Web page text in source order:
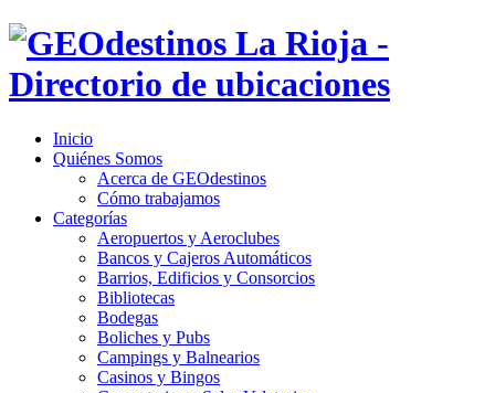
Inicio
Quiénes Somos
Acerca de GEOdestinos
Cómo trabajamos
Categorías
Aeropuertos y Aeroclubes
Bancos y Cajeros Automáticos
Barrios, Edificios y Consorcios
Bibliotecas
Bodegas
Boliches y Pubs
Campings y Balnearios
Casinos y Bingos